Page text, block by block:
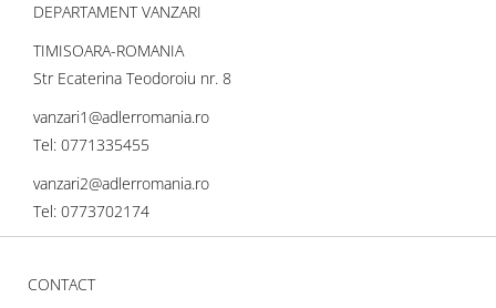
DEPARTAMENT VANZARI
TIMISOARA-ROMANIA
Str Ecaterina Teodoroiu nr. 8
vanzari1@adlerromania.ro
Tel: 0771335455
vanzari2@adlerromania.ro
Tel: 0773702174
CONTACT